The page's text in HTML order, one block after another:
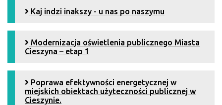
Kaj indzi inakszy - u nas po naszymu
Modernizacja oświetlenia publicznego Miasta
Cieszyna – etap 1
Poprawa efektywności energetycznej w
miejskich obiektach użyteczności publicznej w
Cieszynie.